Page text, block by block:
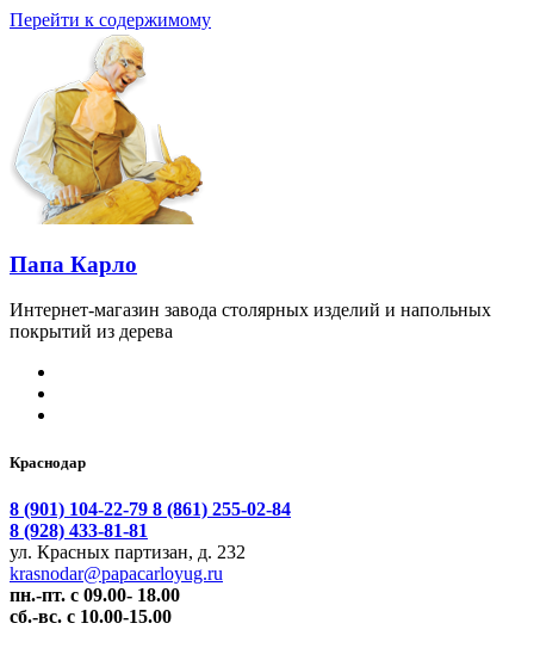
Перейти к содержимому
Папа Карло
Интернет-магазин завода столярных изделий и напольных
покрытий из дерева
Краснодар
8 (901) 104-22-79 8 (861) 255-02-84
8 (928) 433-81-81
ул. Красных партизан, д. 232
krasnodar@papacarloyug.ru
пн.-пт. с 09.00- 18.00
сб.-вс. с 10.00-15.00